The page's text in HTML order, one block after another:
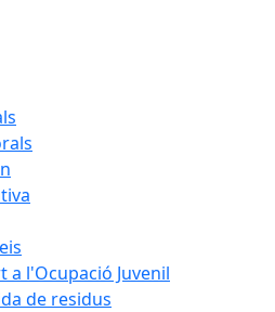
a l'Ocupació Juvenil
de residus